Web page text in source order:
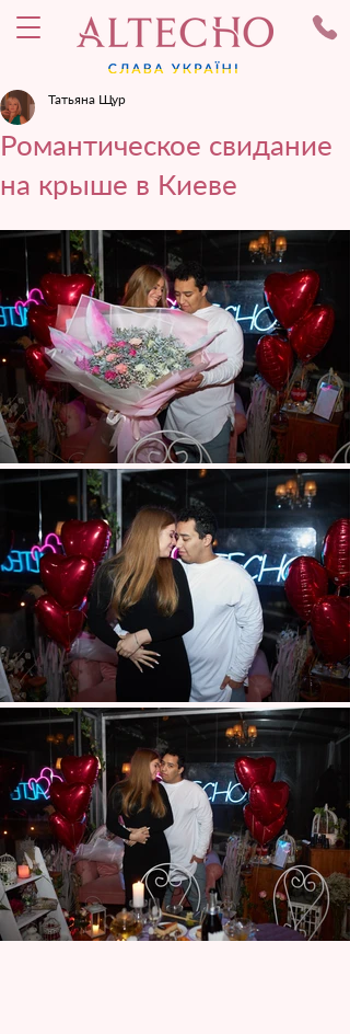
Романтическое свидание
на крыше в Киеве
Татьяна Щур